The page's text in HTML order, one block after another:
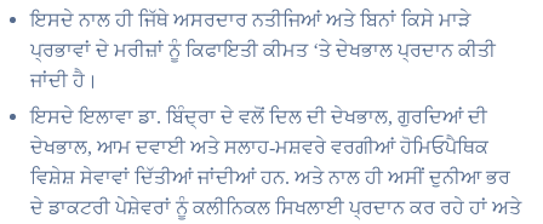
ਇਸਦੇ ਨਾਲ ਹੀ ਜਿੱਥੇ ਅਸਰਦਾਰ ਨਤੀਜਿਆਂ ਅਤੇ ਬਿਨਾਂ ਕਿਸੇ ਮਾੜੇ
ਪ੍ਰਭਾਵਾਂ ਦੇ ਮਰੀਜ਼ਾਂ ਨੂੰ ਕਿਫਾਇਤੀ ਕੀਮਤ ‘ਤੇ ਦੇਖਭਾਲ ਪ੍ਰਦਾਨ ਕੀਤੀ
ਜਾਂਦੀ ਹੈ।
ਇਸਦੇ ਇਲਾਵਾ ਡਾ. ਬਿੰਦ੍ਰਾ ਦੇ ਵਲੋਂ ਦਿਲ ਦੀ ਦੇਖਭਾਲ, ਗੁਰਦਿਆਂ ਦੀ
ਦੇਖਭਾਲ, ਆਮ ਦਵਾਈ ਅਤੇ ਸਲਾਹ-ਮਸ਼ਵਰੇ ਵਰਗੀਆਂ ਹੋਮਿਓਪੈਥਿਕ
ਵਿਸ਼ੇਸ਼ ਸੇਵਾਵਾਂ ਦਿੱਤੀਆਂ ਜਾਂਦੀਆਂ ਹਨ. ਅਤੇ ਨਾਲ ਹੀ ਅਸੀਂ ਦੁਨੀਆ ਭਰ
ਦੇ ਡਾਕਟਰੀ ਪੇਸ਼ੇਵਰਾਂ ਨੂੰ ਕਲੀਨਿਕਲ ਸਿਖਲਾਈ ਪ੍ਰਦਾਨ ਕਰ ਰਹੇ ਹਾਂ ਅਤੇ